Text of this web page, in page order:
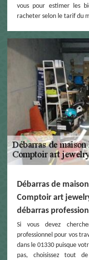
vous pour estimer les
racheter selon le tarif du
Débarras de
Comptoir art
débarras
Si vous devez
professionnel pour vos
dans le 01330 puisque
pas, choisissez tout